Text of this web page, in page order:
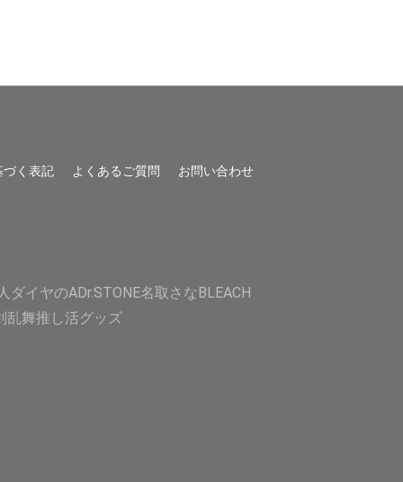
く表記 よくあるご質問 お問い合わせ
ダイヤのADr.STONE名取さな BLEACH
乱舞推し活グッズ